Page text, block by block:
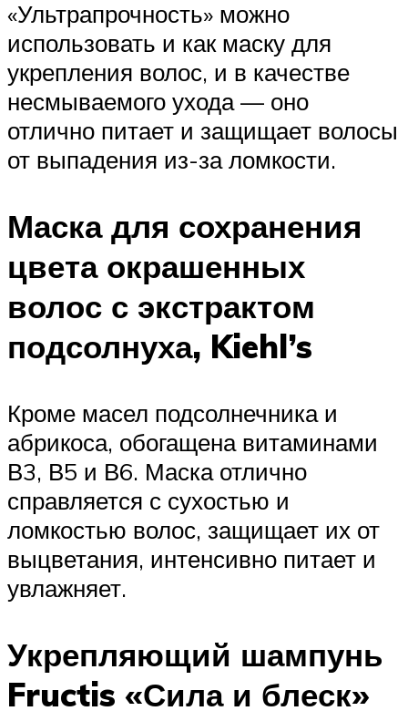
«Ультрапрочность» можно
использовать и как маску для
укрепления волос, и в качестве
несмываемого ухода — оно
отлично питает и защищает волосы
от выпадения из-за ломкости.
Маска для сохранения
цвета окрашенных
волос с экстрактом
подсолнуха, Kiehl’s
Кроме масел подсолнечника и
абрикоса, обогащена витаминами
В3, В5 и В6. Маска отлично
справляется с сухостью и
ломкостью волос, защищает их от
выцветания, интенсивно питает и
увлажняет.
Укрепляющий шампунь
Fructis «Сила и блеск»